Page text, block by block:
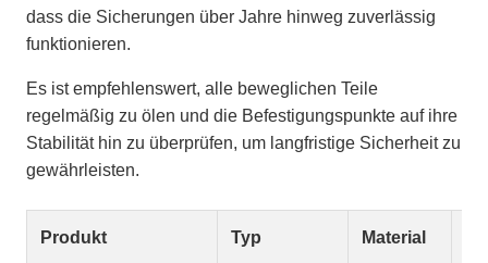
dass die Sicherungen über Jahre hinweg zuverlässig
funktionieren.
Es ist empfehlenswert, alle beweglichen Teile
regelmäßig zu ölen und die Befestigungspunkte auf ihre
Stabilität hin zu überprüfen, um langfristige Sicherheit zu
gewährleisten.
Produkt Typ Material